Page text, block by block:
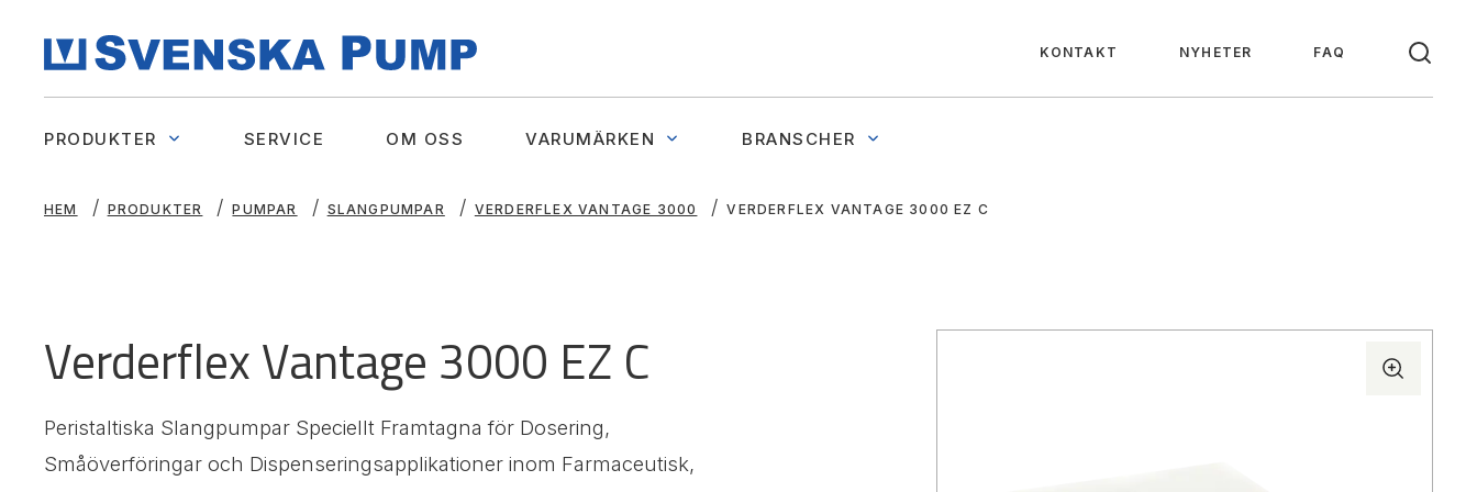
KONTAKT NYHETER FAQ
PRODUKTER SERVICE OM OSS VARUMÄRKEN BRANSCHER
HEM PRODUKTER PUMPAR SLANGPUMPAR VERDERFLEX VANTAGE 3000 VERDERFLEX VANTAGE 3000 EZ C
Verderflex Vantage 3000 EZ C
Peristaltiska Slangpumpar Speciellt Framtagna för Dosering,
Småöverföringar och Dispenseringsapplikationer inom Farmaceutisk,